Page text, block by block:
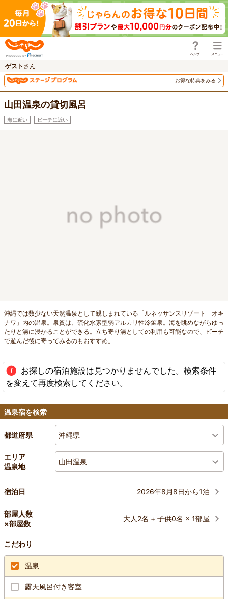
ゲスト さん
お得な特典をみる
山田温泉の貸切風呂
海に近い ビーチに近い
沖縄では数少ない天然温泉として親しまれている「ルネッサンスリゾート オキ
ナワ」内の温泉。泉質は、硫化水素型弱アルカリ性冷鉱泉。海を眺めながらゆっ
たりと湯に浸かることができる。立ち寄り湯としての利用も可能なので、ビーチ
で遊んだ後に寄ってみるのもおすすめ。
お探しの宿泊施設は見つかりませんでした。検索条件
を変えて再度検索してください。
温泉宿を検索
都道府県 沖縄県
エリア
温泉地
山田温泉
宿泊日 2026年8月8日から1泊
部屋人数
×部屋数
大人2名 + 子供0名 × 1部屋
こだわり
温泉
露天風呂付き客室